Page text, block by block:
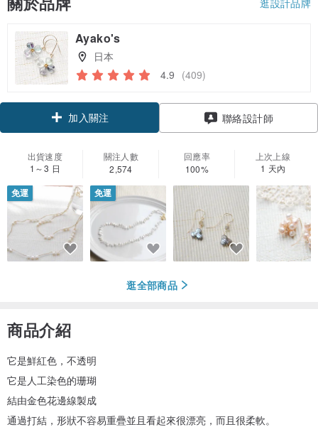
Ayako's
日本
4.9 (409)
加入關注 聯絡設計師
出貨速度
1～3 日
關注人數
2,574
回應率
100%
上次上線
1 天內
免運 免運
逛全部商品
商品介紹
它是鮮紅色，不透明
它是人工染色的珊瑚
結由金色花邊線製成
通過打結，形狀不容易重疊並且看起來很漂亮，而且很柔軟。